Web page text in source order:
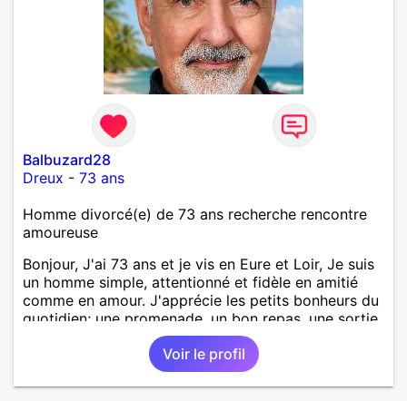
Balbuzard28
Dreux - 73 ans
Homme divorcé(e) de 73 ans recherche rencontre
amoureuse
Bonjour, J'ai 73 ans et je vis en Eure et Loir, Je suis
un homme simple, attentionné et fidèle en amitié
comme en amour. J'apprécie les petits bonheurs du
quotidien; une promenade, un bon repas, une sortie,
une discision agréable ou un moment de détente à
deux. Je souhaite rencontrer une femme douce,
honnête et bienveillante, avec qui partager des
moments de complicité, de rire et de confiance. Je
Voir le profil